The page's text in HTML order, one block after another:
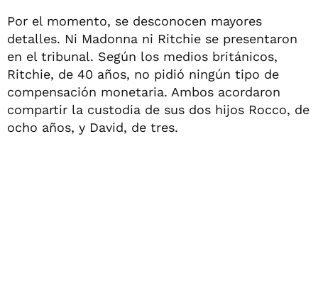
Por el momento, se desconocen mayores
detalles. Ni Madonna ni Ritchie se presentaron
en el tribunal. Según los medios británicos,
Ritchie, de 40 años, no pidió ningún tipo de
compensación monetaria. Ambos acordaron
compartir la custodia de sus dos hijos Rocco, de
ocho años, y David, de tres.